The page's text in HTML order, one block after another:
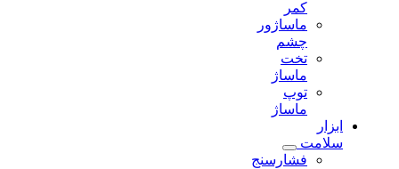
ماساژور
تخت
ماساژ
توپ
ماساژ
ابزار
سلامت
فشارسنج